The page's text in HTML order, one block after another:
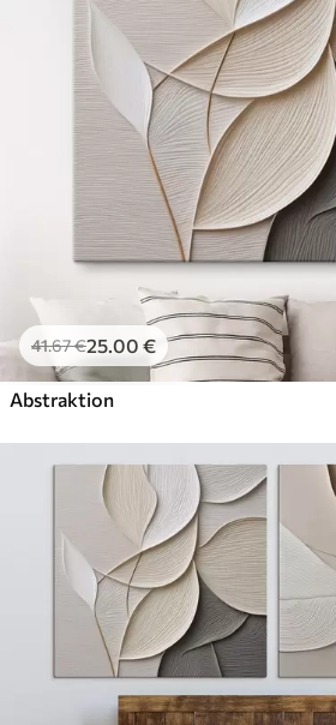
Leinwandähnliche Oberfläche
Umweltfreundlich
Künstliche Leinwand
29 €
Lebendige, satte Farben
Lichtecht
Sichere, geruchlose Tinten
Leinwandähnliche Oberfläche
Umweltfreundlich
Öko-Premium
Von36.00€
Sichere, geruchlose Tinten
Leinwandähnliche Oberfläche
Umweltfreundlich
41.67€25.00 €
Abstraktion